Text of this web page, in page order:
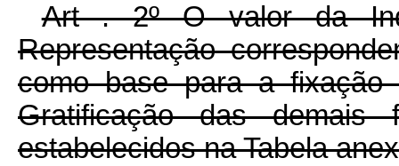
Art . 2º O valor da
Representação
como base para a
Gratificação das demais
estabelecidos na Tabela